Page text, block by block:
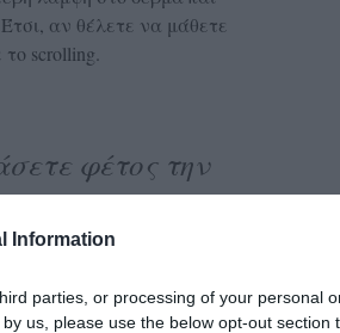
Information
parties, or processing of your personal
us, please use the below opt-out section
αν θέλετε να μάθετε
scrolling.
φέτος την